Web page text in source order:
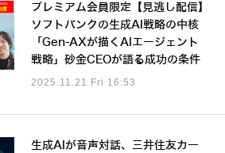
プレミアム会員限定【見逃し配信】
ソフトバンクの生成AI戦略の中核
「Gen-AXが描くAIエージェント
戦略」砂金CEOが語る成功の条件
2025.11.21 Fri 16:53
生成AIが音声対話、三井住友カー